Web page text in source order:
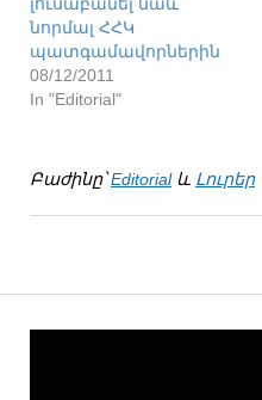
լուսաբանել նաև
նորմալ ՀՀԿ
պատգամավորներին
08/12/2011
In "Editorial"
Բաժինը՝Editorialև Լուրեր